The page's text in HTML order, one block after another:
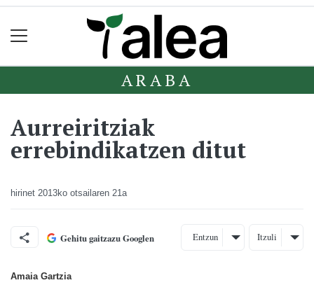
ARABA
Aurreiritziak
errebindikatzen ditut
hirinet 2013ko otsailaren 21a
Gehitu gaitzazu Googlen Entzun Itzuli
Amaia Gartzia